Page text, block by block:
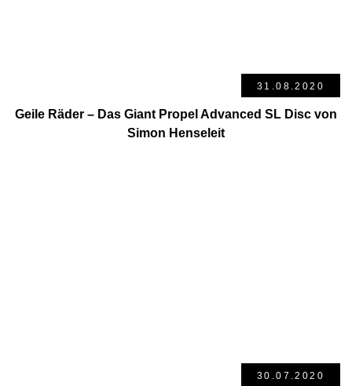
31.08.2020
Geile Räder – Das Giant Propel Advanced SL Disc von
Simon Henseleit
30.07.2020